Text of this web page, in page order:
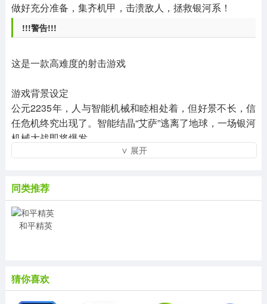
做好充分准备，集齐机甲，击溃敌人，拯救银河系！
!!!警告!!!
这是一款高难度的射击游戏
游戏背景设定
公元2235年，人与智能机械和睦相处着，但好景不长，信
任危机终究出现了。智能结晶“艾萨”逃离了地球，一场银河
机械大战即将爆发。
∨ 展开
同类推荐
和平精英
猜你喜欢